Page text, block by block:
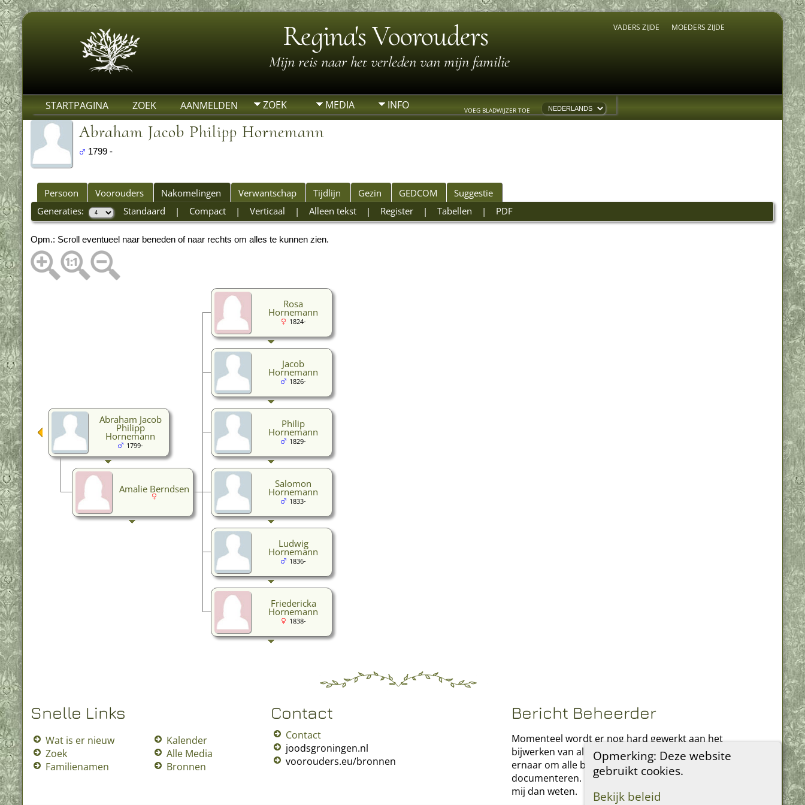
Regina's Voorouders
Mijn reis naar het verleden van mijn familie
VADERS ZIJDE MOEDERS ZIJDE
STARTPAGINA ZOEK AANMELDEN ZOEK MEDIA INFO VOEG BLADWIJZER TOE
Opmerking: Deze website
gebruikt cookies.
Bekijk beleid
Abraham Jacob Philipp Hornemann
1799 -
Persoon Voorouders Nakomelingen Verwantschap Tijdlijn Gezin GEDCOM
Suggestie
Generaties:
Standaard | Compact| Verticaal | Alleen tekst| Register| Tabellen | PDF
Opm.: Scroll eventueel naar beneden of naar rechts om alles te kunnen zien.
Rosa
Hornemann
1824-
Jacob
Hornemann
1826-
Philip
Hornemann
1829-
Salomon
Hornemann
1833-
Ludwig
Hornemann
1836-
Friedericka
Hornemann
1838-
Abraham Jacob
Philipp
Hornemann
1799-
Amalie Berndsen
Snelle Links
Wat is er nieuw
Zoek
Familienamen
Kalender
Alle Media
Bronnen
Contact
Contact
joodsgroningen.nl
voorouders.eu/bronnen
Bericht Beheerder
Momenteel wordt er nog hard gewerkt aan het
bijwerken van alle verouderde bronnen. Ik streef
ernaar om alle bronnen in deze stamboom te
documenteren. Heeft u iets toe te voegen, laat het
mij dan weten.